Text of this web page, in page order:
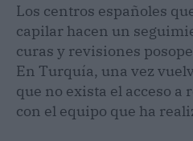
Los centros españoles
capilar hacen un
curas y revisiones
En Turquía, una vez
que no exista el acceso
con el equipo que ha